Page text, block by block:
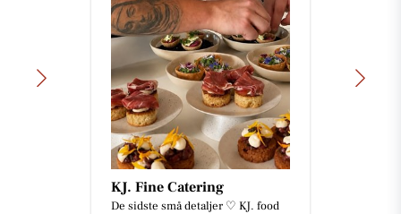
KJ. Fine Catering
De sidste små detaljer ♡ KJ. food